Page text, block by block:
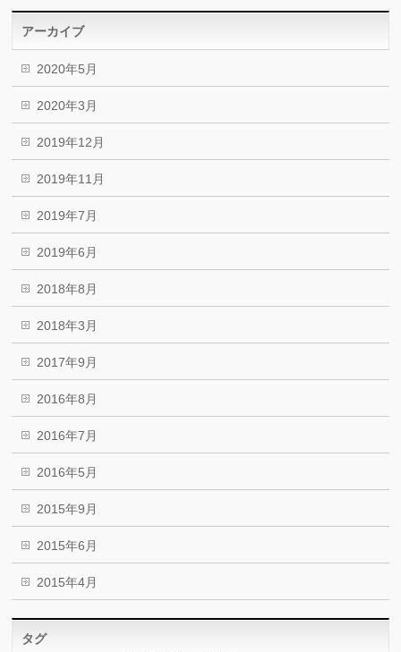
アーカイブ
2020年5月
2020年3月
2019年12月
2019年11月
2019年7月
2019年6月
2018年8月
2018年3月
2017年9月
2016年8月
2016年7月
2016年5月
2015年9月
2015年6月
2015年4月
タグ